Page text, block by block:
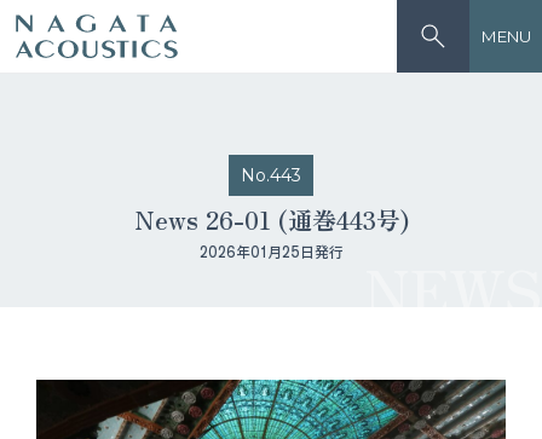
MENU
No.443
News 26-01 (通巻443号)
2026年01月25日発行